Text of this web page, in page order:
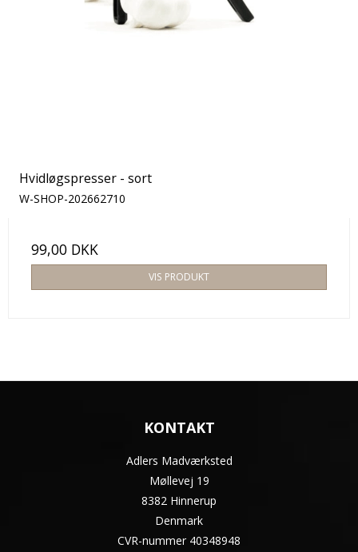
Hvidløgspresser - sort
W-SHOP-202662710
99,00 DKK
VIS PRODUKT
KONTAKT
Adlers Madværksted
Møllevej 19
8382 Hinnerup
Denmark
CVR-nummer 40348948